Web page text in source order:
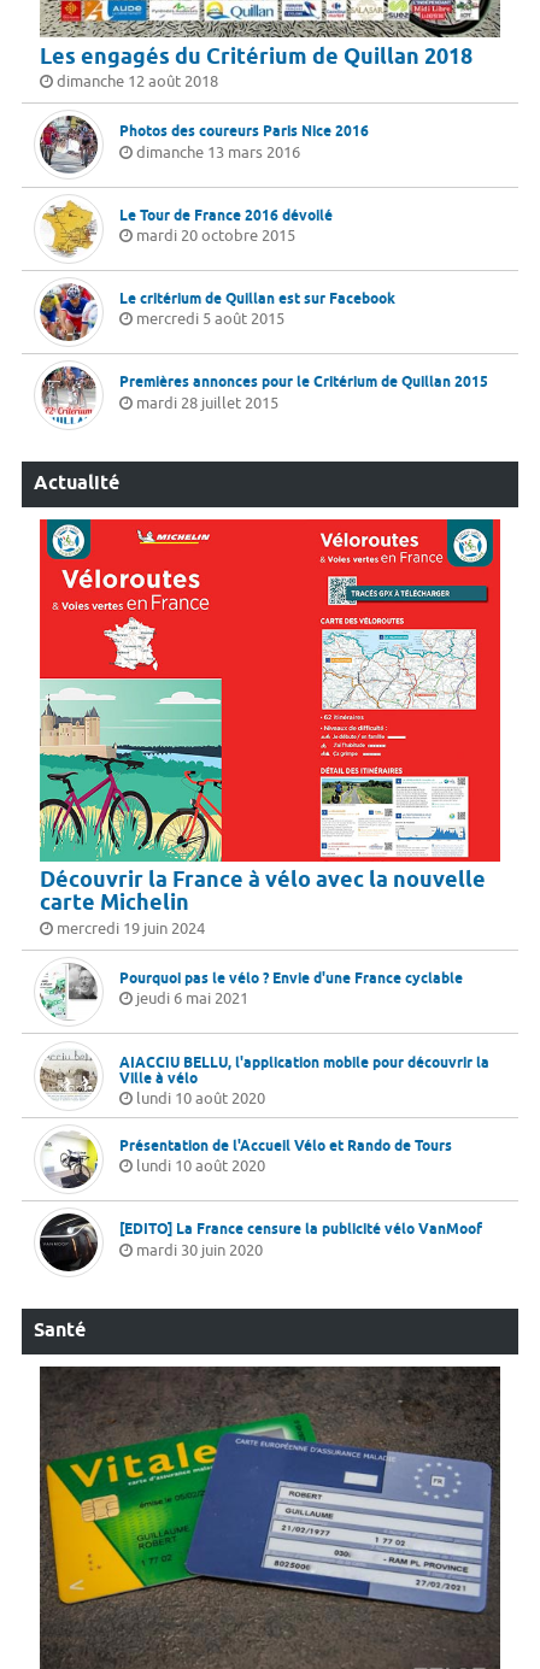
Les engagés du Critérium de Quillan 2018
dimanche 12 août 2018
Photos des coureurs Paris Nice 2016
dimanche 13 mars 2016
Le Tour de France 2016 dévoilé
mardi 20 octobre 2015
Le critérium de Quillan est sur Facebook
mercredi 5 août 2015
Premières annonces pour le Critérium de Quillan 2015
mardi 28 juillet 2015
Actualité
Découvrir la France à vélo avec la nouvelle
carte Michelin
mercredi 19 juin 2024
Pourquoi pas le vélo ? Envie d'une France cyclable
jeudi 6 mai 2021
AIACCIU BELLU, l'application mobile pour découvrir la
Ville à vélo
lundi 10 août 2020
Présentation de l'Accueil Vélo et Rando de Tours
lundi 10 août 2020
[EDITO] La France censure la publicité vélo VanMoof
mardi 30 juin 2020
Santé